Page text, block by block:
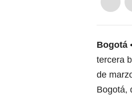
Bogotá
tercera
de
Bogotá,